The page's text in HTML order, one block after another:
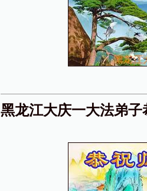
黑龙江大庆一大法弟